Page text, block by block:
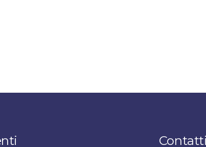
Contatti